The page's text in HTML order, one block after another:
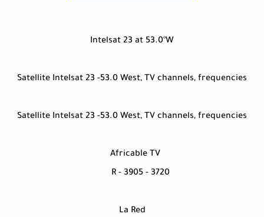
Intelsat 23 at 53.0°W
Satellite Intelsat 23 -53.0 West, TV channels, frequencies
Satellite Intelsat 23 -53.0 West, TV channels, frequencies
Africable TV
3720 - R - 3905
La Red